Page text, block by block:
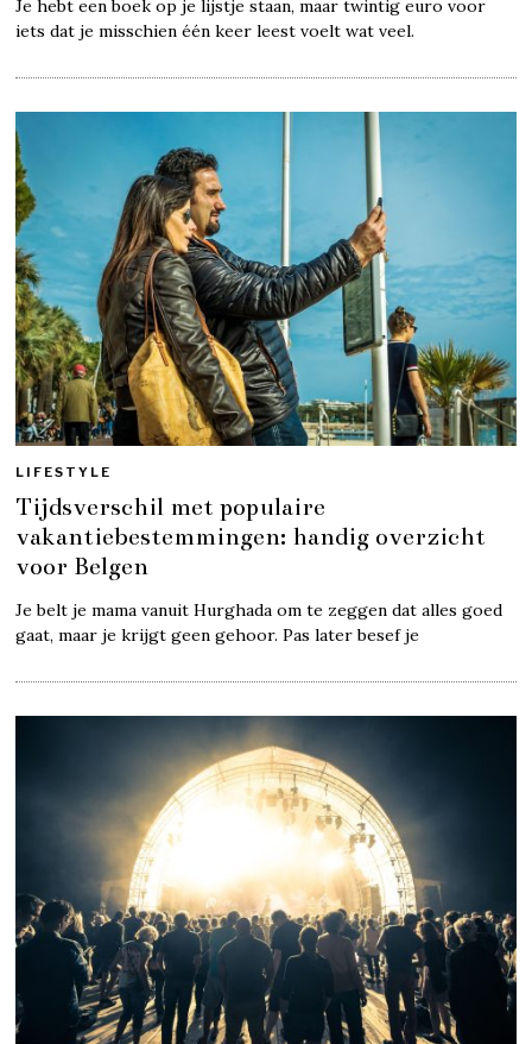
Je hebt een boek op je lijstje staan, maar twintig euro voor
iets dat je misschien één keer leest voelt wat veel.
LIFESTYLE
Tijdsverschil met populaire
vakantiebestemmingen: handig overzicht
voor Belgen
Je belt je mama vanuit Hurghada om te zeggen dat alles goed
gaat, maar je krijgt geen gehoor. Pas later besef je